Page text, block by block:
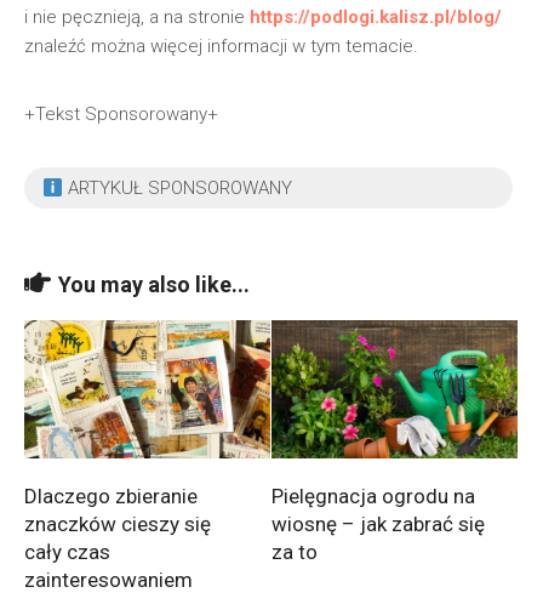
i nie pęcznieją, a na stronie https://podlogi.kalisz.pl/blog/
znaleźć można więcej informacji w tym temacie.
+Tekst Sponsorowany+
ARTYKUŁ SPONSOROWANY
You may also like...
Dlaczego zbieranie
znaczków cieszy się
cały czas
zainteresowaniem
Pielęgnacja ogrodu na
wiosnę – jak zabrać się
za to